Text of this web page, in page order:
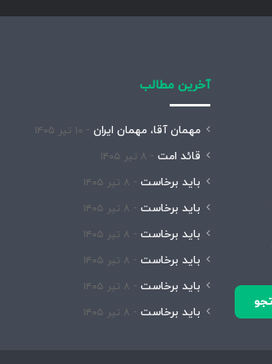
آخرین مطالب
مهمان آقا، مهمان ایران ۱۰ تیر ۱۴۰۵
قائد امت ۸ تیر ۱۴۰۵
باید برخاست ۸ تیر ۱۴۰۵
باید برخاست ۸ تیر ۱۴۰۵
باید برخاست ۸ تیر ۱۴۰۵
باید برخاست ۸ تیر ۱۴۰۵
باید برخاست ۸ تیر ۱۴۰۵
باید برخاست ۸ تیر ۱۴۰۵